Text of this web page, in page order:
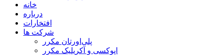
خانه
درباره
افتخارات
شرکت ها
پلی‌اورتان مکرر
اپوکسی و آکریلیک مکرر